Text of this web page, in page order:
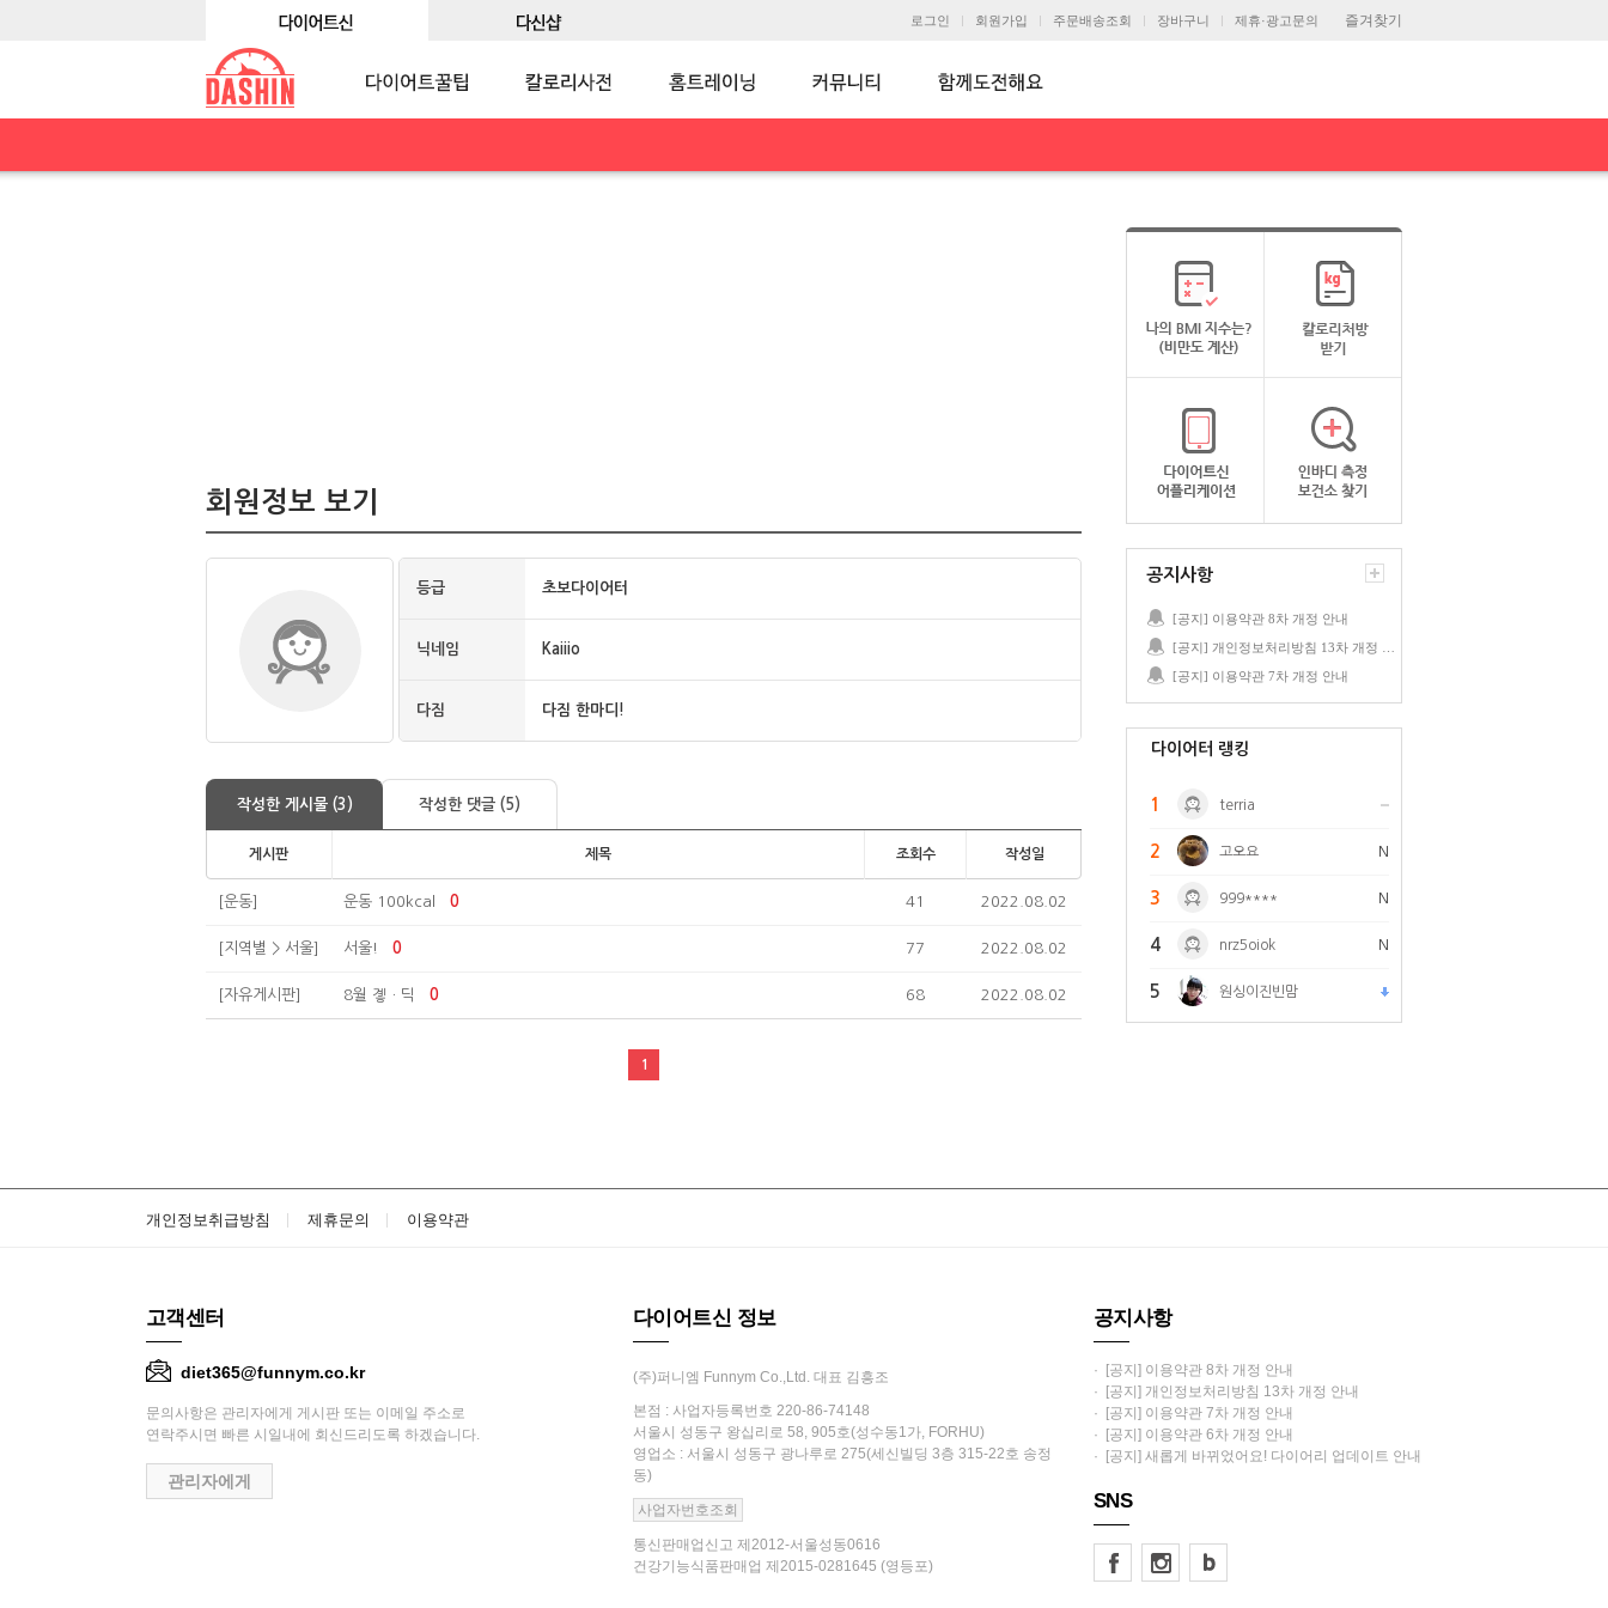
즐겨찾기
로그인 회원가입 주문배송조회 장바구니 제휴·광고문의
회원정보 보기
등급 초보다이어터
닉네임 Kaiiio
다짐 다짐 한마디!
작성한 게시물 (3) 작성한 댓글 (5)
게시판 제목 조회수 작성일
[운동] 운동 100kcal 0 41 2022.08.02
[지역별 > 서울] 서울! 0 77 2022.08.02
[자유게시판] 8월 곟ㆍ딕 0 68 2022.08.02
1
공지사항
[공지] 이용약관 8차 개정 안내
[공지] 이용약관 7차 개정 안내
다이어터 랭킹
1 terria
2 고오요 N
3 999**** N
4 nrz5oiok N
5 원싱이진빈맘
개인정보취급방침 제휴문의 이용약관
고객센터
diet365@funnym.co.kr
문의사항은 관리자에게 게시판 또는 이메일 주소로
연락주시면 빠른 시일내에 회신드리도록 하겠습니다.
관리자에게
다이어트신 정보
(주)퍼니엠 Funnym Co.,Ltd. 대표 김흥조
본점 : 사업자등록번호 220-86-74148
서울시 성동구 왕십리로 58, 905호(성수동1가, FORHU)
영업소 : 서울시 성동구 광나루로 275(세신빌딩 3층 315-22호 송정
동)
사업자번호조회
통신판매업신고 제2012-서울성동0616
건강기능식품판매업 제2015-0281645 (영등포)
공지사항
· [공지] 이용약관 8차 개정 안내
· [공지] 개인정보처리방침 13차 개정 안내
· [공지] 이용약관 7차 개정 안내
· [공지] 이용약관 6차 개정 안내
· [공지] 새롭게 바뀌었어요! 다이어리 업데이트 안내
SNS